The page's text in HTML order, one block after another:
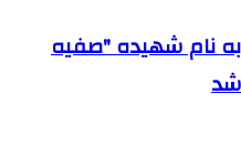
به نام شهیده "صفیه